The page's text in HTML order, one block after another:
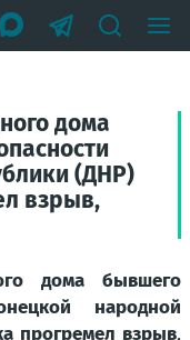
дома
(ДНР)
взрыв,
дома бывшего
народной
прогремел взрыв,